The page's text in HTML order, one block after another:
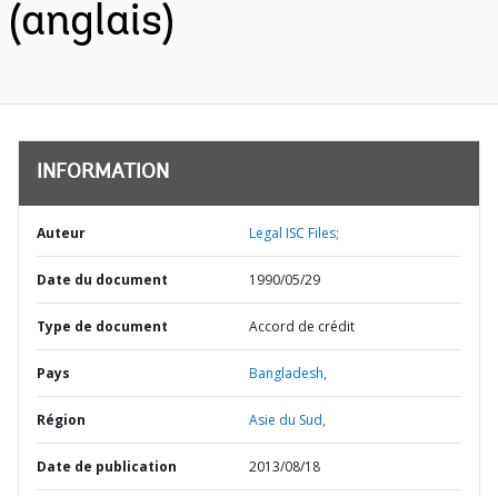
(anglais)
INFORMATION
Auteur Legal ISC Files;
Date du document 1990/05/29
Type de document Accord de crédit
Pays Bangladesh,
Région Asie du Sud,
Date de publication 2013/08/18